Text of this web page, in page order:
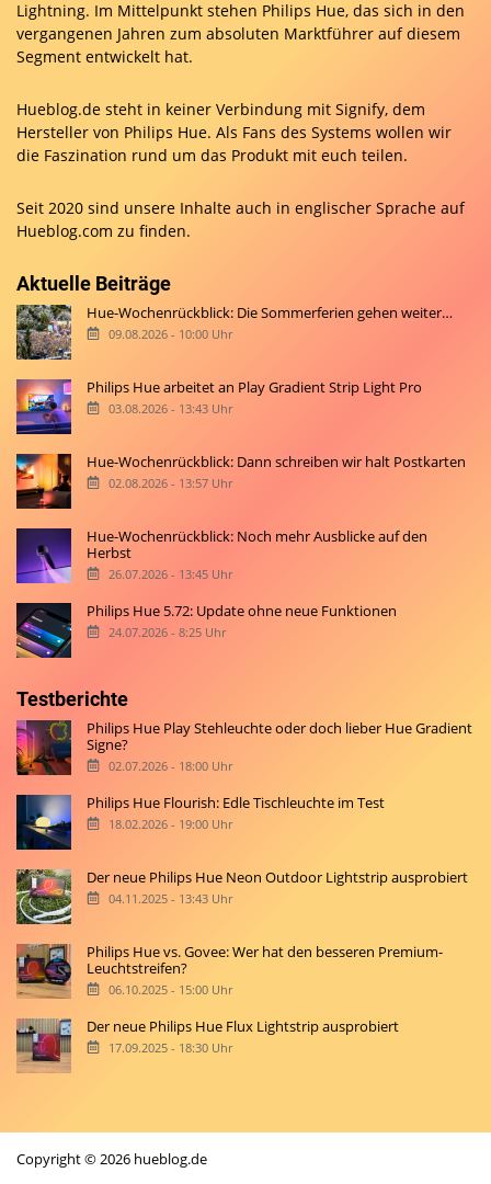
Lightning. Im Mittelpunkt stehen Philips Hue, das sich in den
vergangenen Jahren zum absoluten Marktführer auf diesem
Segment entwickelt hat.
Hueblog.de steht in keiner Verbindung mit Signify, dem
Hersteller von Philips Hue. Als Fans des Systems wollen wir
die Faszination rund um das Produkt mit euch teilen.
Seit 2020 sind unsere Inhalte auch in englischer Sprache auf
Hueblog.com zu finden.
Aktuelle Beiträge
Hue-Wochenrückblick: Die Sommerferien gehen weiter…
09.08.2026 - 10:00 Uhr
Philips Hue arbeitet an Play Gradient Strip Light Pro
03.08.2026 - 13:43 Uhr
Hue-Wochenrückblick: Dann schreiben wir halt Postkarten
02.08.2026 - 13:57 Uhr
Hue-Wochenrückblick: Noch mehr Ausblicke auf den
Herbst
26.07.2026 - 13:45 Uhr
Philips Hue 5.72: Update ohne neue Funktionen
24.07.2026 - 8:25 Uhr
Testberichte
Philips Hue Play Stehleuchte oder doch lieber Hue Gradient
Signe?
02.07.2026 - 18:00 Uhr
Philips Hue Flourish: Edle Tischleuchte im Test
18.02.2026 - 19:00 Uhr
Der neue Philips Hue Neon Outdoor Lightstrip ausprobiert
04.11.2025 - 13:43 Uhr
Philips Hue vs. Govee: Wer hat den besseren Premium-
Leuchtstreifen?
06.10.2025 - 15:00 Uhr
Der neue Philips Hue Flux Lightstrip ausprobiert
17.09.2025 - 18:30 Uhr
Copyright © 2026 hueblog.de